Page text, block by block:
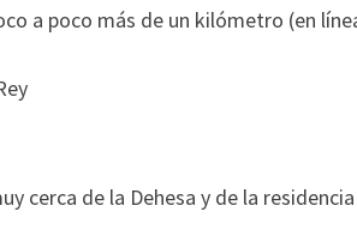
a poco más de un kilómetro (en
cerca de la Dehesa y de la